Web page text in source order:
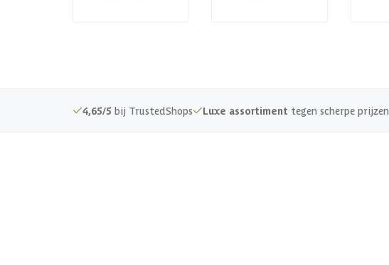
4,65/5 bij TrustedShops Luxe assortiment tegen scherpe prijzen